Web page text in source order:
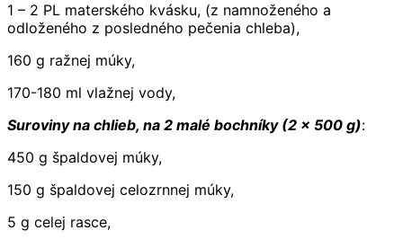
1 – 2 PL materského kvásku, (z namnoženého a
odloženého z posledného pečenia chleba),
160 g ražnej múky,
170-180 ml vlažnej vody,
Suroviny na chlieb, na 2 malé bochníky (2 x 500 g):
450 g špaldovej múky,
150 g špaldovej celozrnnej múky,
5 g celej rasce,